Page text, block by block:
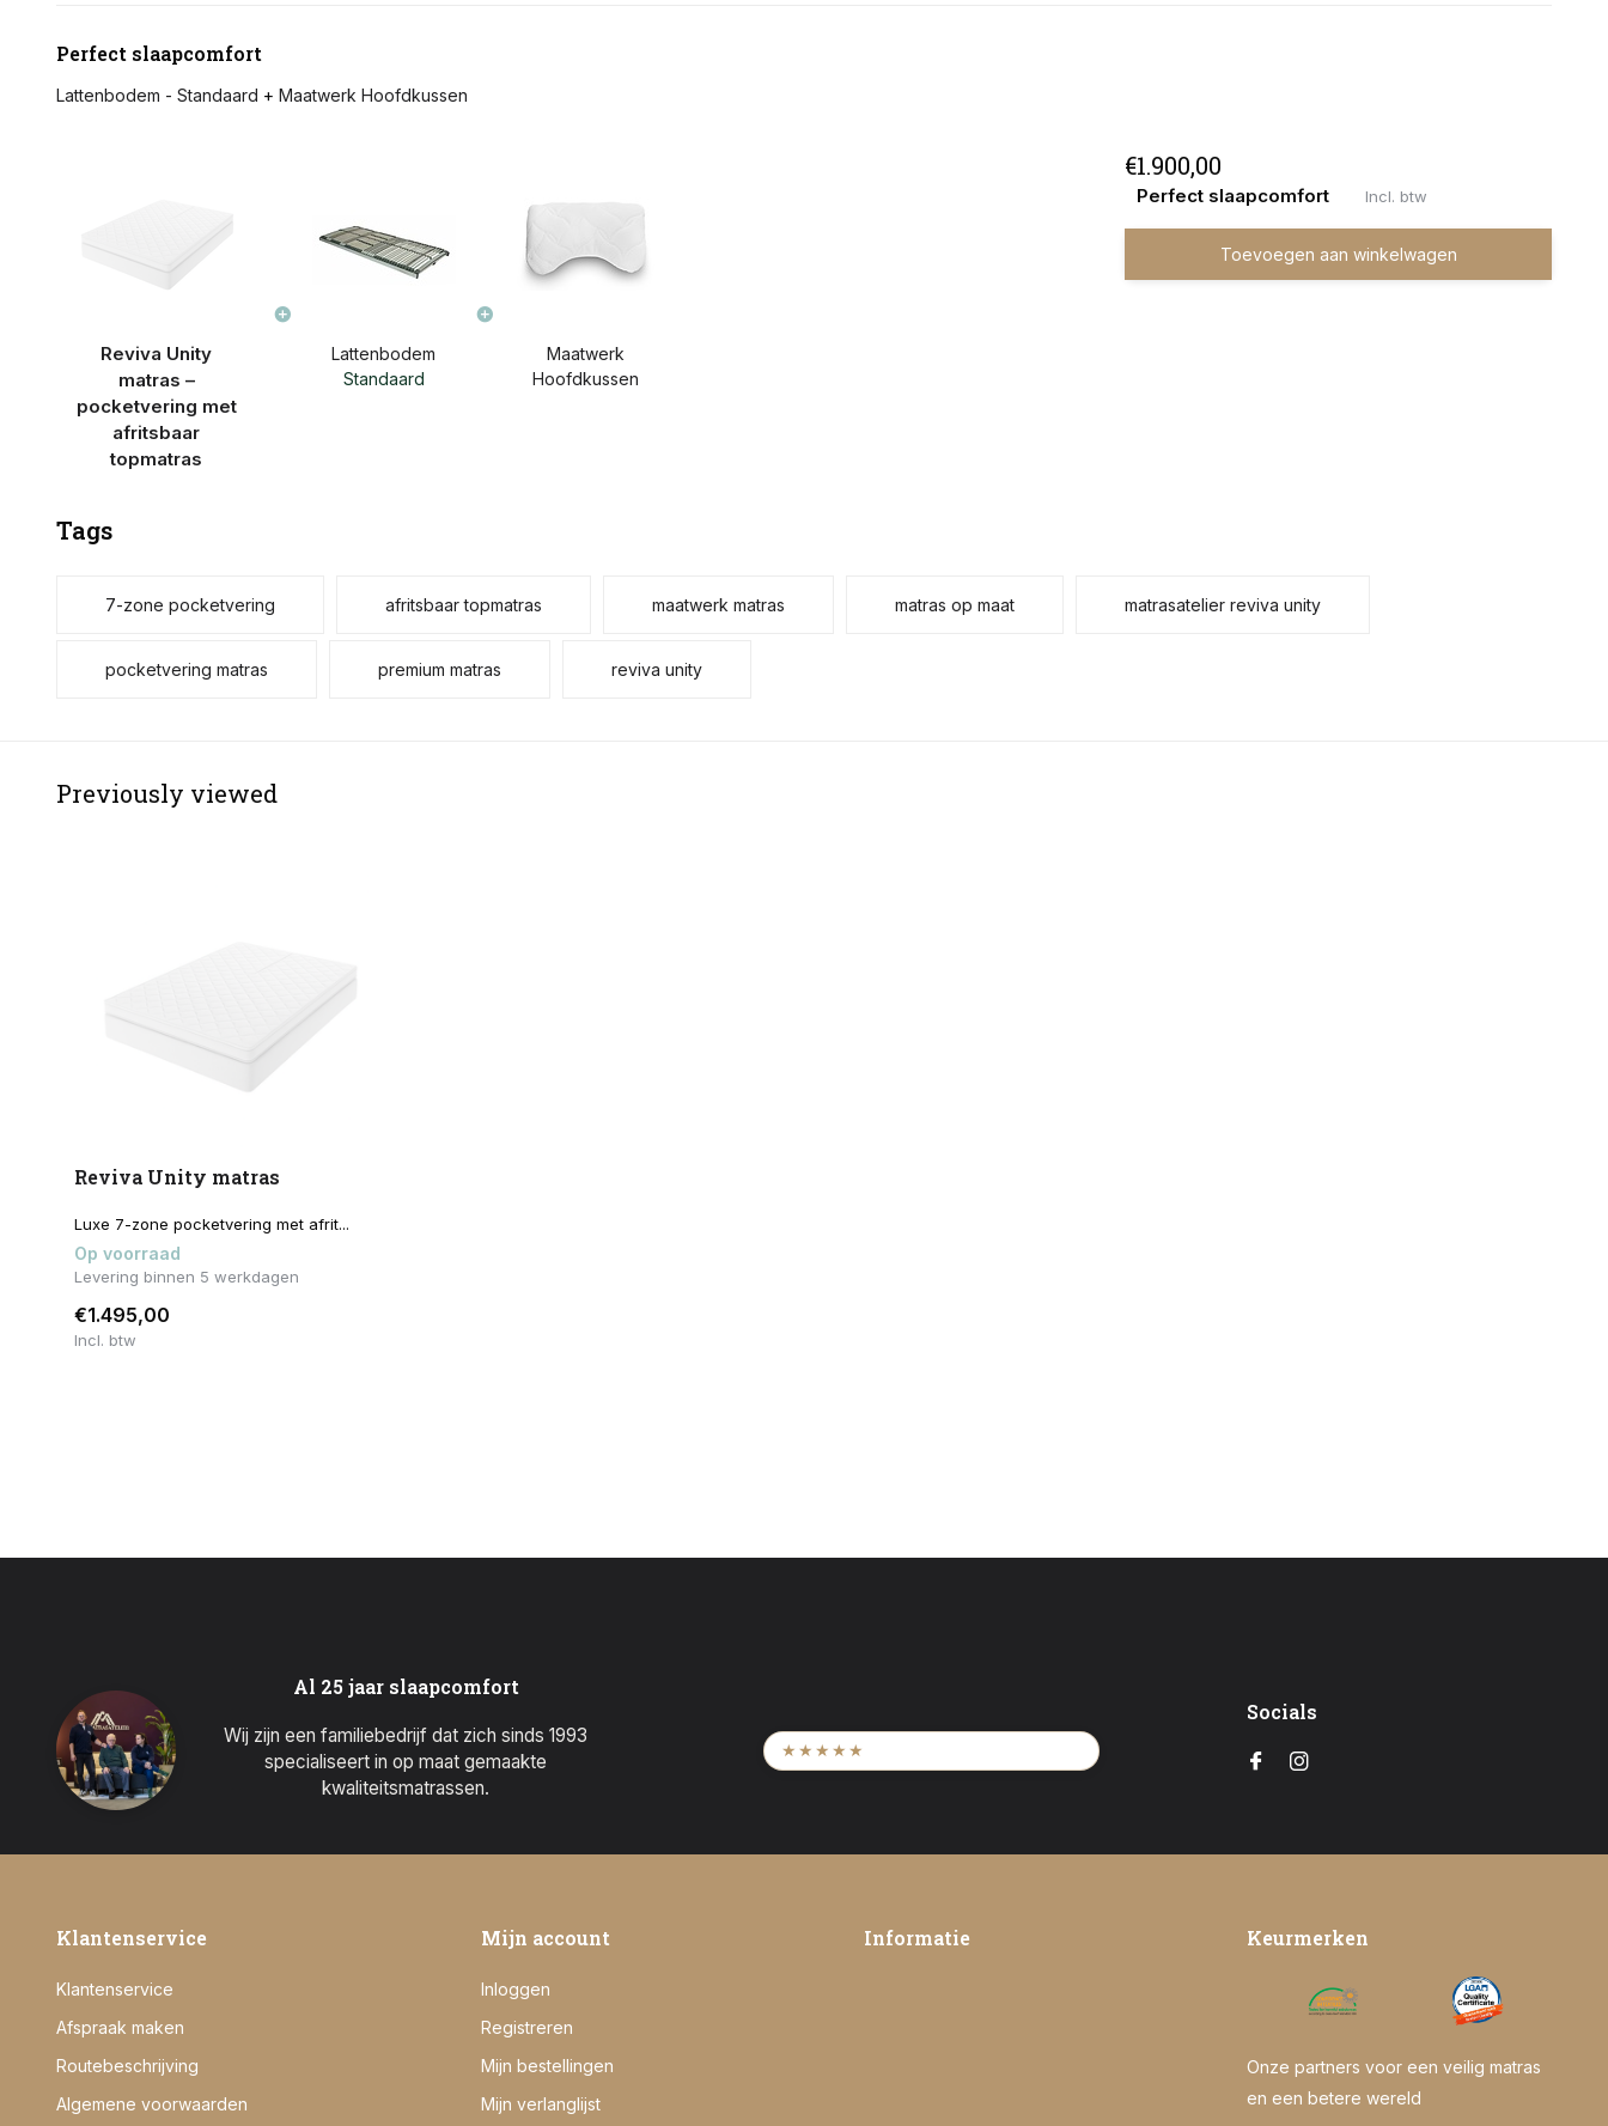
Perfect slaapcomfort
Lattenbodem - Standaard + Maatwerk Hoofdkussen
Reviva Unity
matras –
pocketvering met
afritsbaar
topmatras
Lattenbodem
Standaard
Maatwerk
Hoofdkussen
€1.900,00
Perfect slaapcomfort Incl. btw
Toevoegen aan winkelwagen
Tags
7-zone pocketvering afritsbaar topmatras maatwerk matras matras op maat matrasatelier reviva unity
pocketvering matras premium matras reviva unity
Previously viewed
Reviva Unity matras
Luxe 7-zone pocketvering met afrit...
Op voorraad
Levering binnen 5 werkdagen
€1.495,00
Incl. btw
Al 25 jaar slaapcomfort
Wij zijn een familiebedrijf dat zich sinds 1993
specialiseert in op maat gemaakte
kwaliteitsmatrassen.
★★★★★
Socials
Klantenservice
Klantenservice
Afspraak maken
Routebeschrijving
Algemene voorwaarden
Mijn account
Inloggen
Registreren
Mijn bestellingen
Mijn verlanglijst
Informatie Keurmerken
Onze partners voor een veilig matras
en een betere wereld